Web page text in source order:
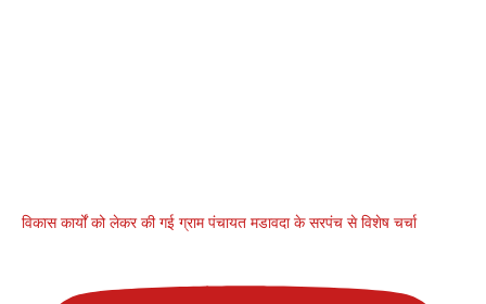
विकास कार्यों को लेकर की गई ग्राम पंचायत मडावदा के सरपंच से विशेष चर्चा